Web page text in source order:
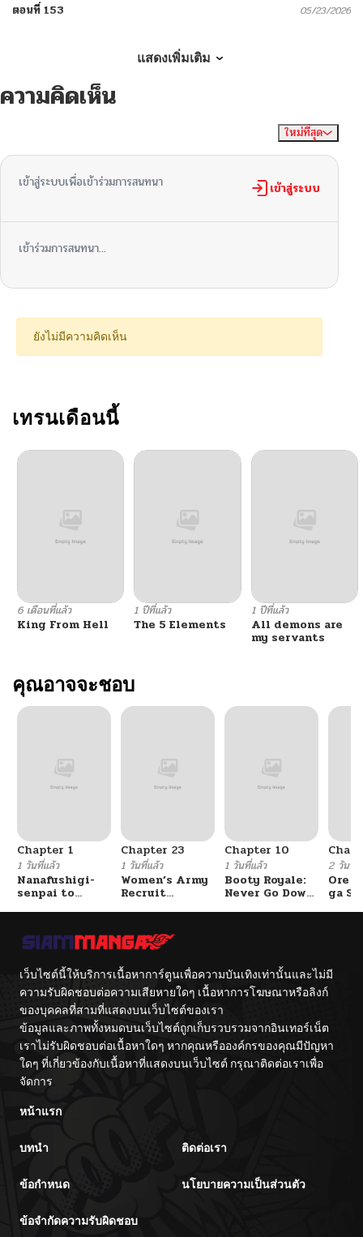
ตอนที่ 153 05/23/2026
ตอนที่ 151
05/23/2026
ตอนที่ 149 05/23/2026
05/23/2026
ตอนที่ 146 05/23/2026
ตอนที่ 144
ตอนที่ 143
ตอนที่ 141 05/23/2026
ตอนที่ 140
ตอนที่ 139 05/23/2026
ตอนที่ 138
ตอนที่ 134 08/06/2025
ตอนที่ 133 06/02/2025
ตอนที่ 132
ตอนที่ 131 05/22/2025
ตอนที่ 130 05/08/2025
ตอนที่ 129
ตอนที่ 126
แสดงเพิ่มเติม
ความคิดเห็น
ใหม่ที่สุด
เข้าสู่ระบบเพื่อเข้าร่วมการสนทนา เข้าสู่ระบบ
เข้าร่วมการสนทนา...
ยังไม่มีความคิดเห็น
เทรนเดือนนี้
6 เดือนที่แล้ว
King From Hell
1 ปีที่แล้ว
The 5 Elements
1 ปีที่แล้ว
All demons are
my servants
คุณอาจจะชอบ
Chapter 1
1 วันที่แล้ว
Nanafushigi-
senpai to
Chapter 23
1 วันที่แล้ว
Women’s Army
Recruit
Chapter 10
1 วันที่แล้ว
Booty Royale:
Never Go Down
2 วันที่แ
Ore
ga
เว็บไซต์นี้ให้บริการเนื้อหาการ์ตูนเพื่อความบันเทิงเท่านั้นและไม่มี
ความรับผิดชอบต่อความเสียหายใดๆ เนื้อหาการโฆษณาหรือลิงก์
ของบุคคลที่สามที่แสดงบนเว็บไซต์ของเรา
ข้อมูลและภาพทั้งหมดบนเว็บไซต์ถูกเก็บรวบรวมจากอินเทอร์เน็ต
เราไม่รับผิดชอบต่อเนื้อหาใดๆ หากคุณหรือองค์กรของคุณมีปัญหา
ใดๆ ที่เกี่ยวข้องกับเนื้อหาที่แสดงบนเว็บไซต์ กรุณาติดต่อเราเพื่อ
จัดการ
หน้าแรก
บทนำ ติดต่อเรา
ข้อกำหนด นโยบายความเป็นส่วนตัว
ข้อจำกัดความรับผิดชอบ